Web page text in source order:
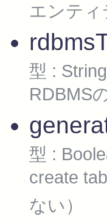
エンテ
型 : String
RDBMS
型 :
create
ない）